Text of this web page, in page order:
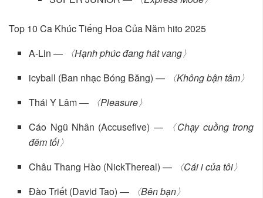
Top 10 Ca Khúc Tiếng Hoa Của Năm hito 2025
A-Lin —
〈Hạnh phúc đang hát vang〉
icyball (Ban nhạc Bóng Băng) —
〈Không bận tâm〉
Thái Y Lâm —
〈Pleasure〉
Cáo Ngũ Nhân (Accusefive) —
〈Chạy cuồng trong
đêm tối〉
Châu Thang Hào (NickThereal) —
〈Cái i của tôi〉
Đào Triết (David Tao) —
〈Bên bạn〉